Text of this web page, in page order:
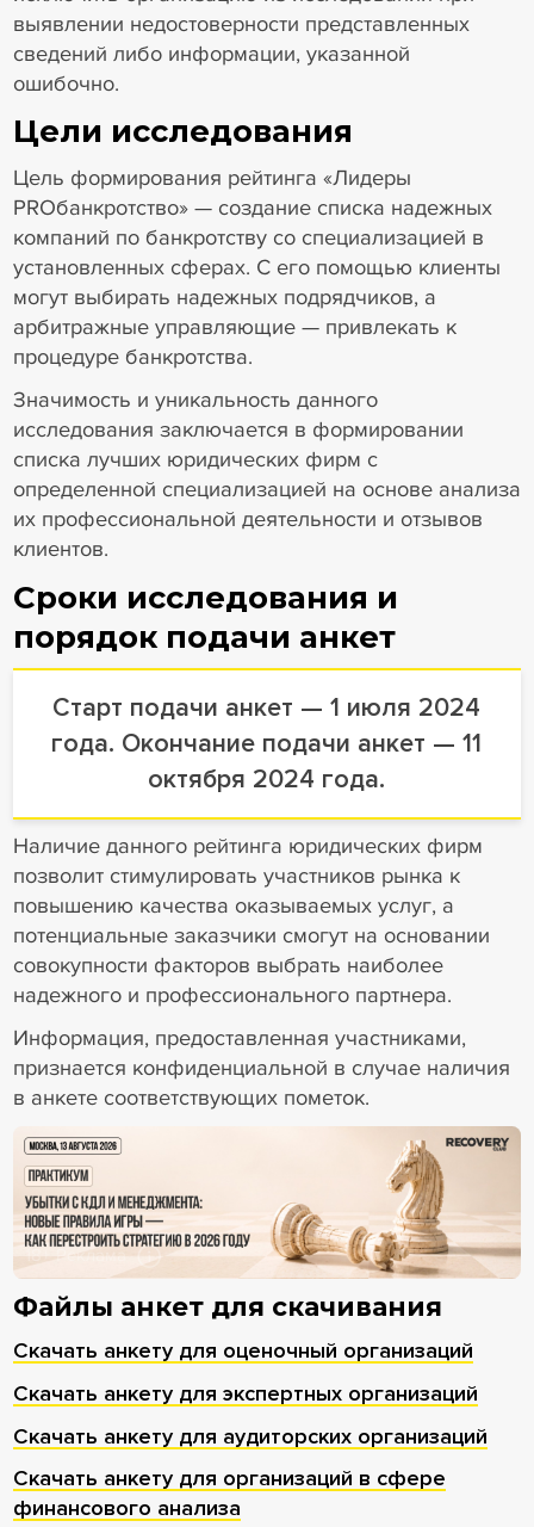
выявлении недостоверности представленных
сведений либо информации, указанной
ошибочно.
Цели исследования
Цель формирования рейтинга «Лидеры
PROбанкротство» — создание списка надежных
компаний по банкротству со специализацией в
установленных сферах. С его помощью клиенты
могут выбирать надежных подрядчиков, а
арбитражные управляющие — привлекать к
процедуре банкротства.
Значимость и уникальность данного
исследования заключается в формировании
списка лучших юридических фирм с
определенной специализацией на основе анализа
их профессиональной деятельности и отзывов
клиентов.
Сроки исследования и
порядок подачи анкет
Старт подачи анкет — 1 июля 2024
года. Окончание подачи анкет — 11
октября 2024 года.
Наличие данного рейтинга юридических фирм
позволит стимулировать участников рынка к
повышению качества оказываемых услуг, а
потенциальные заказчики смогут на основании
совокупности факторов выбрать наиболее
надежного и профессионального партнера.
Информация, предоставленная участниками,
признается конфиденциальной в случае наличия
в анкете соответствующих пометок.
18+ Реклама
Файлы анкет для скачивания
Скачать анкету для оценочный организаций
Скачать анкету для экспертных организаций
Скачать анкету для аудиторских организаций
Скачать анкету для организаций в сфере
финансового анализа